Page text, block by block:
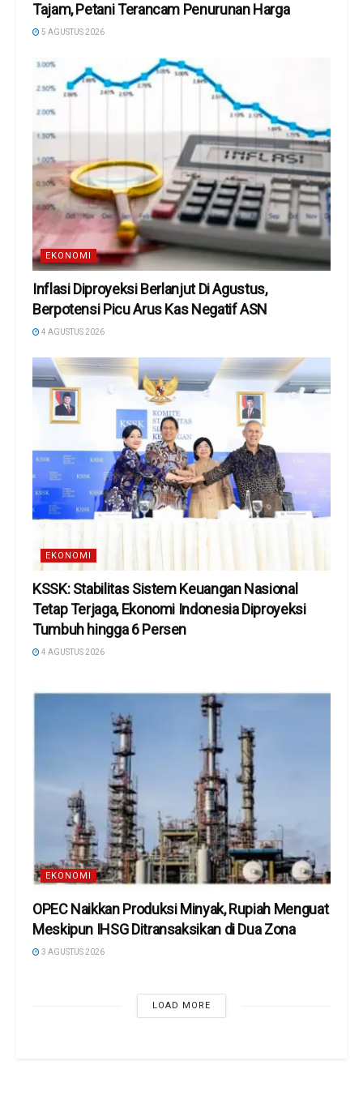
Tajam, Petani Terancam Penurunan Harga
5 AGUSTUS 2026
EKONOMI
Inflasi Diproyeksi Berlanjut Di Agustus,
Berpotensi Picu Arus Kas Negatif ASN
4 AGUSTUS 2026
EKONOMI
KSSK: Stabilitas Sistem Keuangan Nasional
Tetap Terjaga, Ekonomi Indonesia Diproyeksi
Tumbuh hingga 6 Persen
4 AGUSTUS 2026
EKONOMI
OPEC Naikkan Produksi Minyak, Rupiah Menguat
Meskipun IHSG Ditransaksikan di Dua Zona
3 AGUSTUS 2026
LOAD MORE